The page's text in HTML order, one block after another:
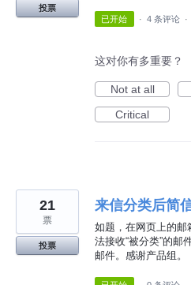
投票
已开始
· 4 条评论 ·
这对你有多重要？
Not at all
Critical
来信分类后简
如题，在网页上的邮
法接收“被分类”的邮
邮件。感谢产品组。
21
票
投票